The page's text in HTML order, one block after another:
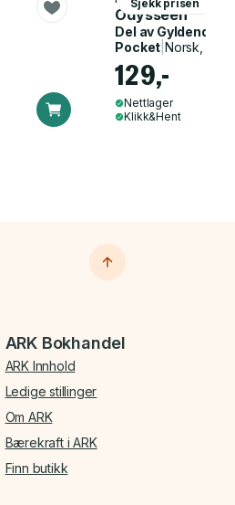
Sjekk prisen
Odysseen
Del av Gyldendal
Pocket |Norsk,
129,-
Nettlager
Klikk&Hent
ARK Bokhandel
ARK Innhold
Ledige stillinger
Om ARK
Bærekraft i ARK
Finn butikk